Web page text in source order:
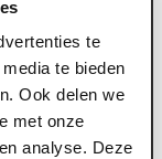
te
te bieden
Ook delen we
met onze
analyse. Deze